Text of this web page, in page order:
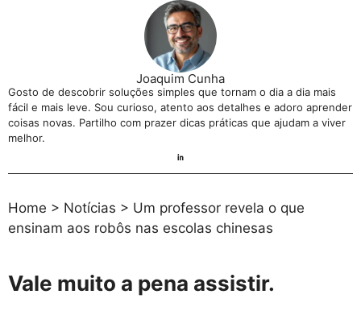
Joaquim Cunha
Gosto de descobrir soluções simples que tornam o dia a dia mais
fácil e mais leve. Sou curioso, atento aos detalhes e adoro aprender
coisas novas. Partilho com prazer dicas práticas que ajudam a viver
melhor.
Home > Notícias > Um professor revela o que
ensinam aos robôs nas escolas chinesas
Vale muito a pena assistir.